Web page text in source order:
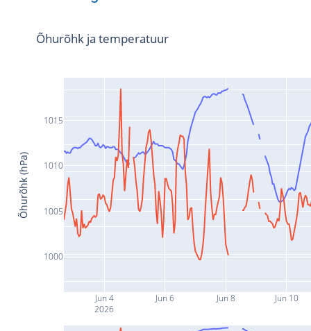
Jun 4
2026
Jun 6 Jun 8 Jun 10
1000
1005
1010
1015
Õhurõhk ja temperatuur
Õhurõhk (hPa)